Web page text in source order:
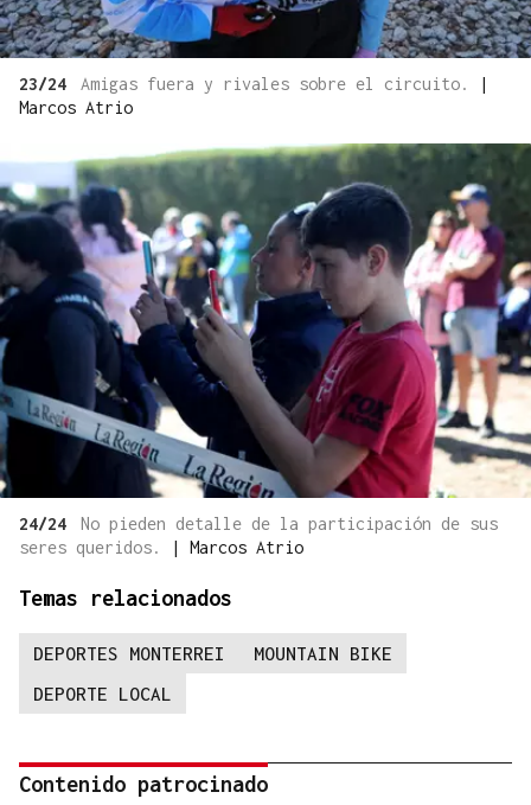
23/24 Amigas fuera y rivales sobre el circuito.
|
Marcos Atrio
24/24
No pieden detalle de la participación de sus
seres queridos.
| Marcos Atrio
Temas relacionados
DEPORTES MONTERREI
MOUNTAIN BIKE
DEPORTE LOCAL
Contenido patrocinado